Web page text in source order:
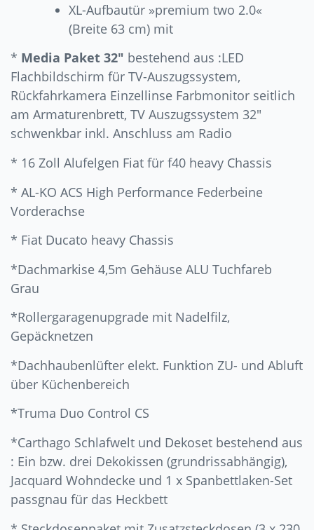
XL-Aufbautür »premium two 2.0«
(Breite 63 cm) mit
* Media Paket 32″ bestehend aus :LED
Flachbildschirm für TV-Auszugssystem,
Rückfahrkamera Einzellinse Farbmonitor seitlich
am Armaturenbrett, TV Auszugssystem 32″
schwenkbar inkl. Anschluss am Radio
* 16 Zoll Alufelgen Fiat für f40 heavy Chassis
* AL-KO ACS High Performance Federbeine
Vorderachse
* Fiat Ducato heavy Chassis
*Dachmarkise 4,5m Gehäuse ALU Tuchfareb
Grau
*Rollergaragenupgrade mit Nadelfilz,
Gepäcknetzen
*Dachhaubenlüfter elekt. Funktion ZU- und Abluft
über Küchenbereich
*Truma Duo Control CS
*Carthago Schlafwelt und Dekoset bestehend aus
: Ein bzw. drei Dekokissen (grundrissabhängig),
Jacquard Wohndecke und 1 x Spanbettlaken-Set
passgnau für das Heckbett